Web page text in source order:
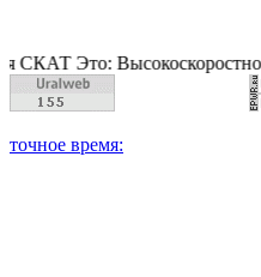
Высокоскоростной